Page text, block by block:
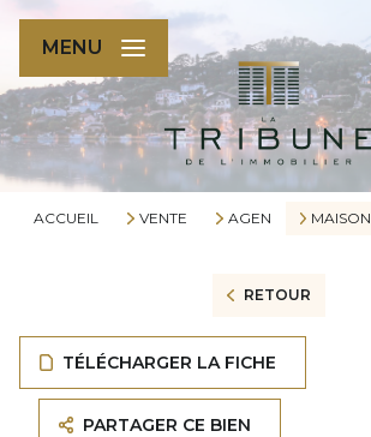
MENU
ACCUEIL VENTE AGEN MAISON
RETOUR
TÉLÉCHARGER LA FICHE
PARTAGER CE BIEN